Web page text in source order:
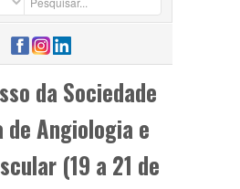
da Sociedade
de Angiologia e
(19 a 21 de